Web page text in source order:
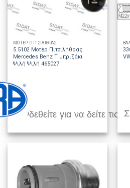
ΜΟΤΕΡ ΠΙΤΣΙΛΙΘΡΑΣ
5.5102 Μοτέρ Πιτσιλήθρας
Mercedes Benz T μπριζάκι
Ψιλή Ψιλή 465027
Συνδεθείτε για να δείτε τις